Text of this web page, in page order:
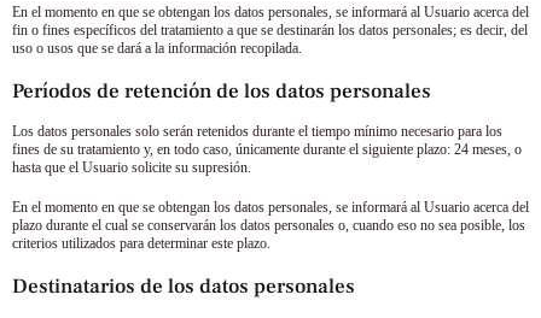
En el momento en que se obtengan los datos personales, se informará al Usuario acerca del
fin o fines específicos del tratamiento a que se destinarán los datos personales; es decir, del
uso o usos que se dará a la información recopilada.
Períodos de retención de los datos personales
Los datos personales solo serán retenidos durante el tiempo mínimo necesario para los
fines de su tratamiento y, en todo caso, únicamente durante el siguiente plazo: 24 meses, o
hasta que el Usuario solicite su supresión.
En el momento en que se obtengan los datos personales, se informará al Usuario acerca del
plazo durante el cual se conservarán los datos personales o, cuando eso no sea posible, los
criterios utilizados para determinar este plazo.
Destinatarios de los datos personales